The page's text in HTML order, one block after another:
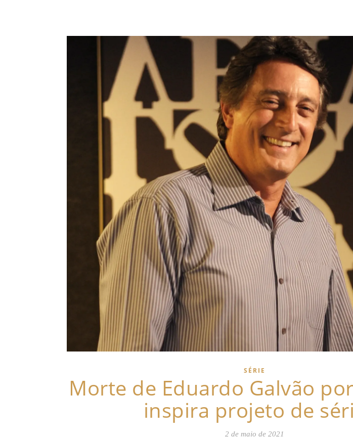
SÉRIE
Morte de Eduardo Galvão
inspira projeto de
2 de maio de 2021